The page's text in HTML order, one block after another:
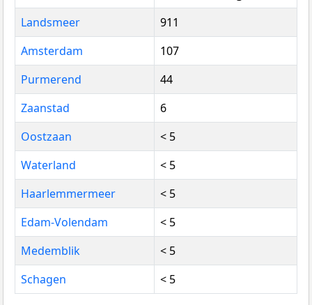
Landsmeer
911
Amsterdam
107
Purmerend
44
Zaanstad
6
Oostzaan
< 5
Waterland
< 5
Haarlemmermeer
< 5
Edam-Volendam
< 5
Medemblik
< 5
Schagen
< 5